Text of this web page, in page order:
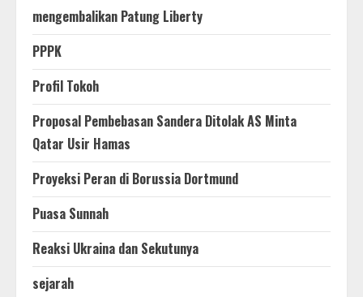
mengembalikan Patung Liberty
PPPK
Profil Tokoh
Proposal Pembebasan Sandera Ditolak AS Minta
Qatar Usir Hamas
Proyeksi Peran di Borussia Dortmund
Puasa Sunnah
Reaksi Ukraina dan Sekutunya
sejarah